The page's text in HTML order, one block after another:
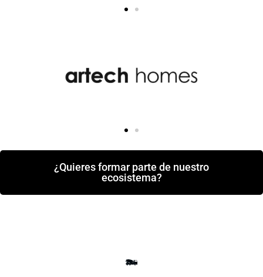
¿Quieres formar parte de nuestro
ecosistema?